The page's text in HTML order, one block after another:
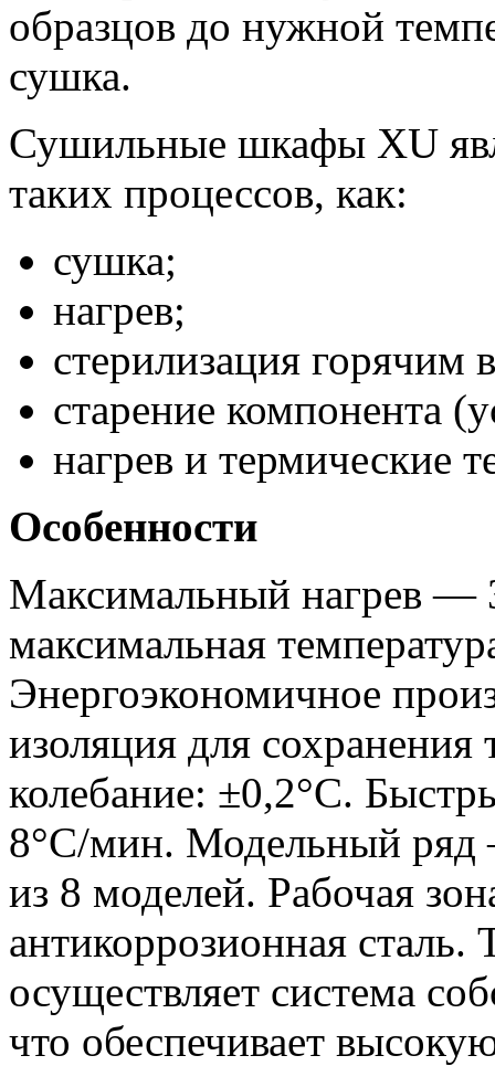
образцов до нужной
сушка.
Сушильные шкафы XU
таких процессов, как:
сушка;
нагрев;
стерилизация горячим
старение компонента
нагрев и термические
Особенности
Максимальный нагрев —
максимальная
Энергоэкономичное
изоляция для
колебание: ±0,2°C.
8°C/мин. Модельный ряд
из 8 моделей. Рабочая
антикоррозионная
осуществляет система
что обеспечивает